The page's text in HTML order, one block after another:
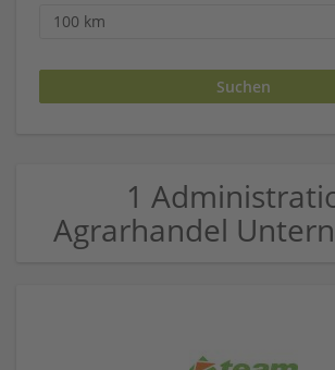
1
Agrarhandel